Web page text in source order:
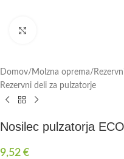
Domov/ Molzna oprema/
Rezervni deli za pulzatorje
Nosilec pulzatorja
9,52 €